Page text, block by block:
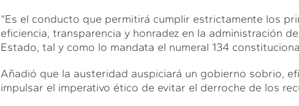
“Es el conducto que permitirá cumplir estrictamente los
eficiencia, transparencia y honradez en la administración
Estado, tal y como lo mandata el numeral 134
Añadió que la austeridad auspiciará un gobierno sobrio,
impulsar el imperativo ético de evitar el derroche de los